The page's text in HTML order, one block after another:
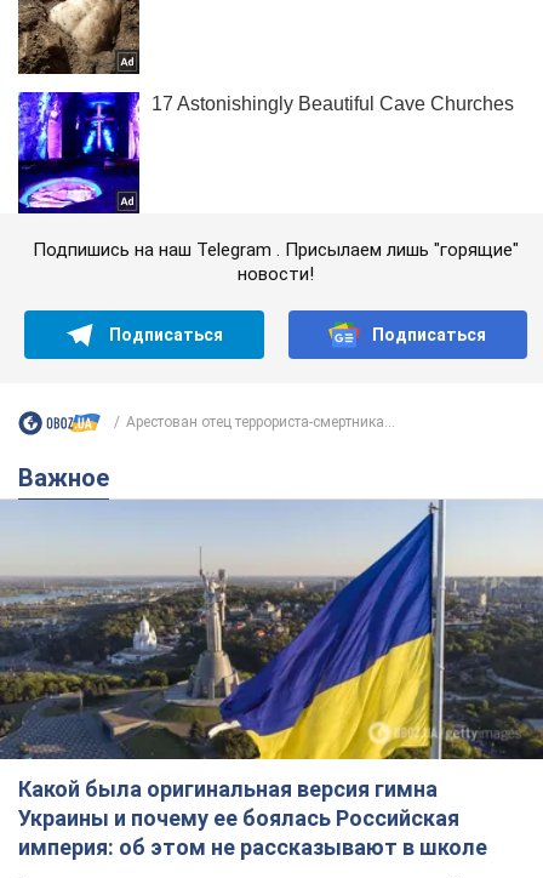
Подпишись на наш Telegram . Присылаем лишь "горящие"
новости!
Подписаться Подписаться
Арестован отец террориста-смертника...
Важное
Какой была оригинальная версия гимна
Украины и почему ее боялась Российская
империя: об этом не рассказывают в школе